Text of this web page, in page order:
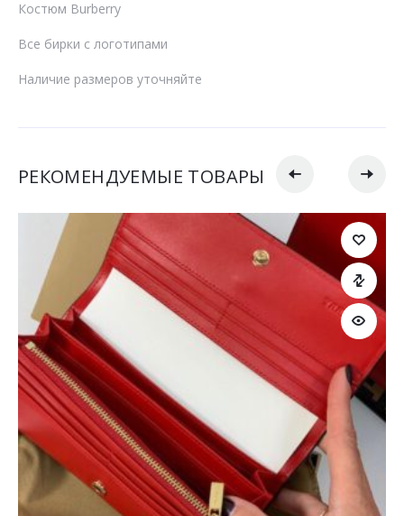
Костюм Burberry
Все бирки с логотипами
Наличие размеров уточняйте
РЕКОМЕНДУЕМЫЕ ТОВАРЫ